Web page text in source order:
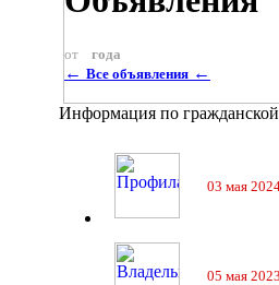
от года
← Все объявления ←
Информация по
03 мая
05 мая